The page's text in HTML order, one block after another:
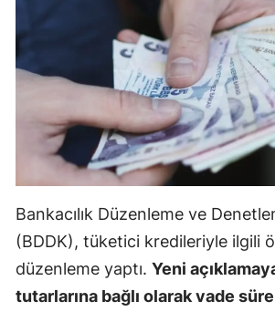
Bankacılık Düzenleme ve
(BDDK), tüketici kredileriyle ilgili
düzenleme yaptı. Yeni
tutarlarına bağlı olarak vade